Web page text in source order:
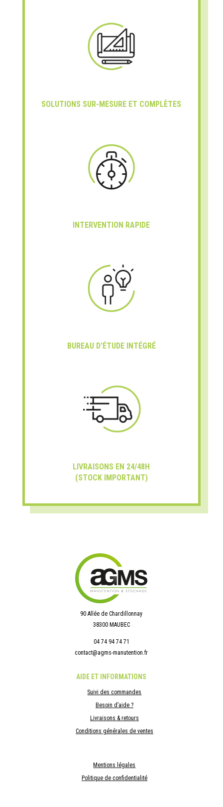
SOLUTIONS SUR-MESURE ET COMPLÈTES
INTERVENTION RAPIDE
BUREAU D'ÉTUDE INTÉGRÉ
LIVRAISONS EN 24/48H
(STOCK IMPORTANT)
90 Allée de Chardillonnay
38300 MAUBEC
04 74 94 74 71
contact@agms-manutention.fr
AIDE ET INFORMATIONS
Suivi des commandes
Besoin d’aide ?
Livraisons & retours
Conditions générales de ventes
Mentions légales
Politique de confidentialité